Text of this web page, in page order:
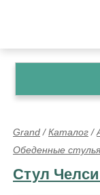
Grand /Каталог /
Обеденные стулья
Стул